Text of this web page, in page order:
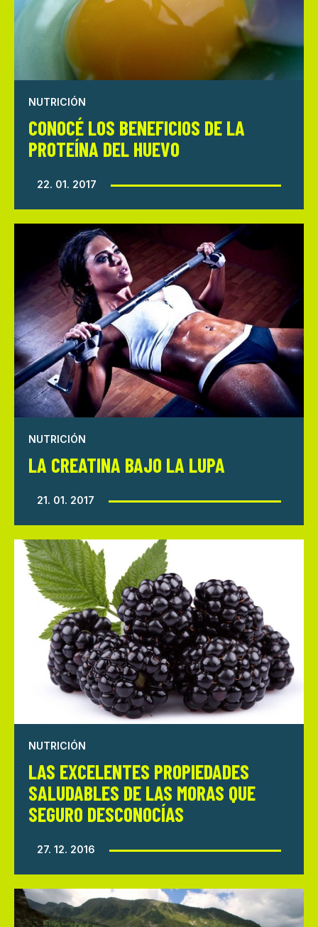
NUTRICIÓN
CONOCÉ LOS BENEFICIOS DE LA
PROTEÍNA DEL HUEVO
22. 01. 2017
NUTRICIÓN
LA CREATINA BAJO LA LUPA
21. 01. 2017
NUTRICIÓN
LAS EXCELENTES PROPIEDADES
SALUDABLES DE LAS MORAS QUE
SEGURO DESCONOCÍAS
27. 12. 2016